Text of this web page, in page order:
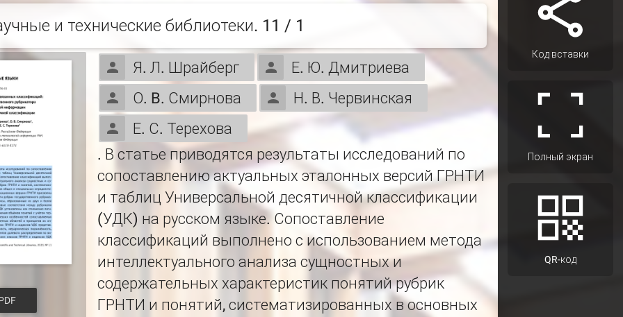
и технические библиотеки. 11 / 1
Я. Л. Шрайберг
Е. Ю. Дмитриева
О. B. Смирнова
Н. В. Червинская
Е. С. Терехова
. В статье приводятся результаты исследований по
сопоставлению актуальных эталонных версий ГРНТИ
и таблиц Универсальной десятичной классификации
(УДК) на русском языке. Сопоставление
классификаций выполнено с использованием метода
интеллектуального анализа сущностных и
содержательных характеристик понятий рубрик
ГРНТИ и понятий, систематизированных в основных
Код вставки
Полный экран
QR-код